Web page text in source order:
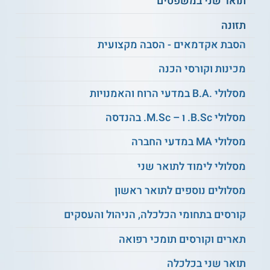
תואר שני בלימודי אירופה:
מתמקד באיחוד האירופי ובנושאים באירופה
בת זמננו, היא כוללת סיורים במדינות אירופה
ומאפשרת לסטודנטים מצטיינים לקבל מלגות
תואר שני בלימודי גרמניה:
בתרבות ובחברה הגרמנית. ניתן להתמחות
משפט בינלאומי או כלכלה ופוליטיקה.
תזונה
הסבת אקדמאים - הסבה מקצועית
מכינות וקורסי הכנה
מסלולי .B.A במדעי הרוח והאמנויות
מסלולי B.Sc. ו – M.Sc. בהנדסה
מסלולי MA במדעי החברה
מסלולי לימוד לתואר שני
מסלולים נוספים לתואר ראשון
קורסים בתחומי הכלכלה, הניהול והעסקים
תארים וקורסים תומכי רפואה
תואר שני בכלכלה